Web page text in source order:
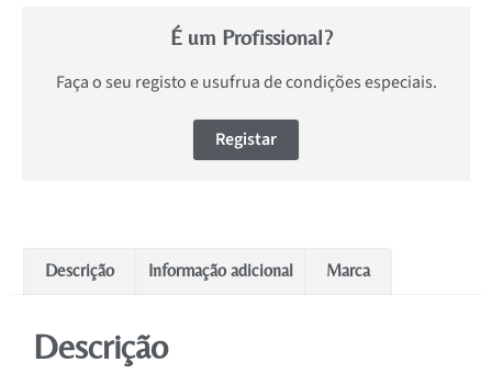
É um Profissional?
Faça o seu registo e usufrua de condições especiais.
Registar
Descrição Informação adicional Marca
Descrição